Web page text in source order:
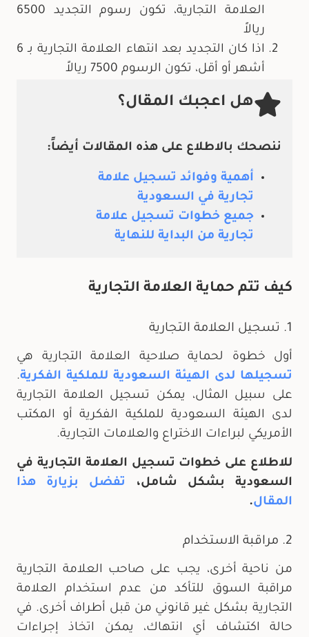
العلامة التجارية، تكون رسوم التجديد 6500
ريالاً
اذا كان التجديد بعد انتهاء العلامة التجارية بـ 6
أشهر أو أقل، تكون الرسوم 7500 ريالاً
هل اعجبك المقال؟
ننصحك بالاطلاع على هذه المقالات أيضاً:
أهمية وفوائد تسجيل علامة
تجارية في السعودية
جميع خطوات تسجيل علامة
تجارية من البداية للنهاية
كيف تتم حماية العلامة التجارية
1. تسجيل العلامة التجارية
أول خطوة لحماية صلاحية العلامة التجارية هي
تسجيلها لدى الهيئة السعودية للملكية الفكرية.
على سبيل المثال، يمكن تسجيل العلامة التجارية
لدى الهيئة السعودية للملكية الفكرية أو المكتب
الأمريكي لبراءات الاختراع والعلامات التجارية.
للاطلاع على خطوات تسجيل العلامة التجارية في
السعودية بشكل شامل،
تفضل بزيارة هذا
المقال.
2. مراقبة الاستخدام
من ناحية أخرى، يجب على صاحب العلامة التجارية
مراقبة السوق للتأكد من عدم استخدام العلامة
التجارية بشكل غير قانوني من قبل أطراف أخرى. في
حالة اكتشاف أي انتهاك، يمكن اتخاذ إجراءات